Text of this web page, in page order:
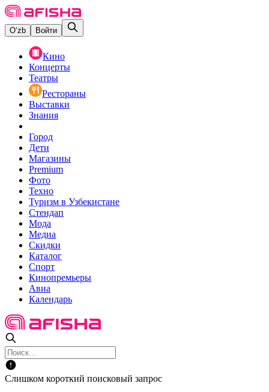
O‘zb Войти
Кино
Концерты
Театры
Рестораны
Выставки
Знания
Город
Дети
Магазины
Premium
Фото
Техно
Туризм в Узбекистане
Стендап
Мода
Медиа
Скидки
Каталог
Спорт
Кинопремьеры
Авиа
Календарь
Слишком короткий поисковый запрос